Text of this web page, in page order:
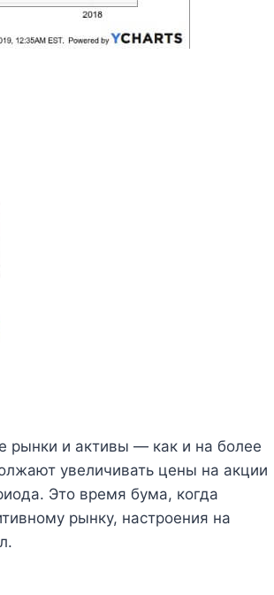
рынки и активы — как и на более
увеличивать цены на акции
Это время бума, когда
рынку, настроения на